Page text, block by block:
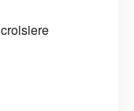
croisiere